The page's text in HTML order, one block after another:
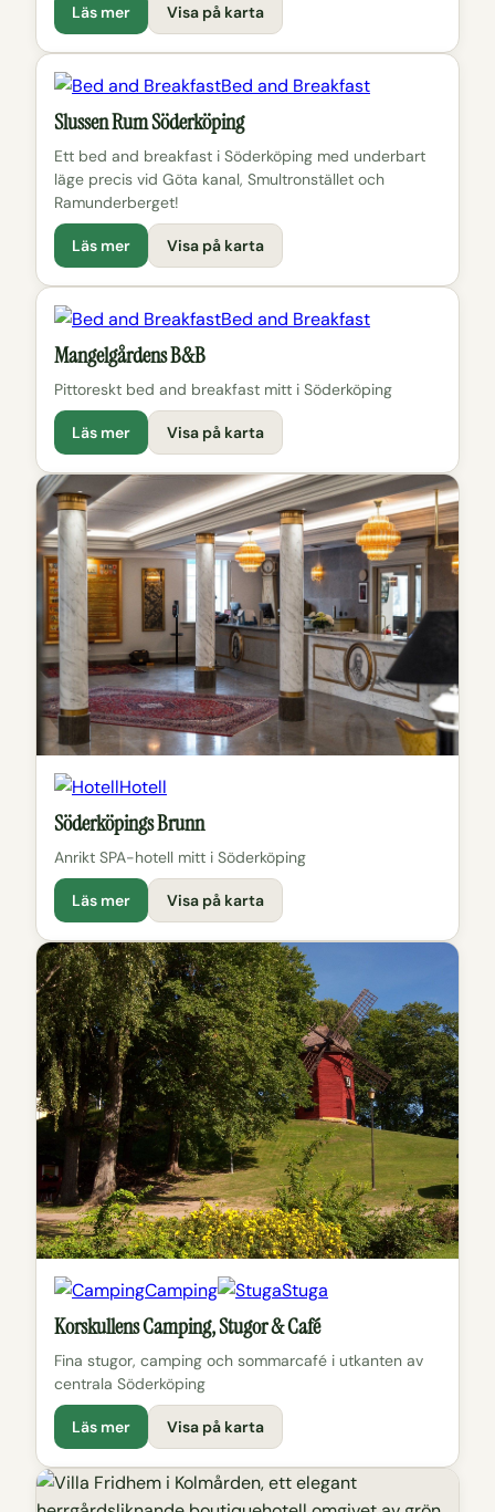
Läs mer Visa på karta
Bed and Breakfast
Slussen Rum Söderköping
Ett bed and breakfast i Söderköping med underbart
läge precis vid Göta kanal, Smultronstället och
Ramunderberget!
Läs mer Visa på karta
Bed and Breakfast
Mangelgårdens B&B
Pittoreskt bed and breakfast mitt i Söderköping
Läs mer Visa på karta
Hotell
Söderköpings Brunn
Anrikt SPA-hotell mitt i Söderköping
Läs mer Visa på karta
Camping Stuga
Korskullens Camping, Stugor & Café
Fina stugor, camping och sommarcafé i utkanten av
centrala Söderköping
Läs mer Visa på karta